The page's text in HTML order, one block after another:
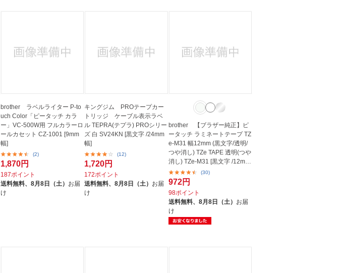
brother ラベルライター P-to
uch Color「ピータッチ カラ
ー」VC-500W用 フルカラーロ
ールカセット CZ-1001 [9mm
幅]
(2)
1,870円
187ポイント
送料無料、 8月8日（土） お届
け
キングジム PROテープカー
トリッジ ケーブル表示ラベ
ル TEPRA(テプラ) PROシリー
ズ 白 SV24KN [黒文字 /24mm
幅]
(12)
1,720円
172ポイント
送料無料、8月8日（土） お届
け
brother 【ブラザー純正】ピ
ータッチ ラミネートテープ TZ
e-M31 幅12mm (黒文字/透明/
つや消し) TZe TAPE 透明(つや
消し) TZe-M31 [黒文字 /12mm
幅]
(30)
972円
98ポイント
送料無料、 8月8日（土） お届
け